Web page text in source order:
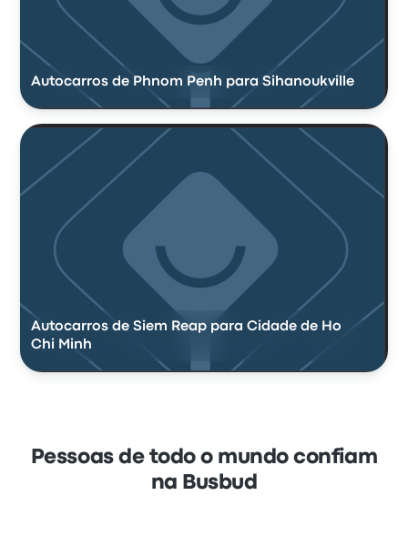
Autocarros de Phnom Penh para Sihanoukville
Autocarros de Siem Reap para Cidade de Ho
Chi Minh
Pessoas de todo o mundo confiam
na Busbud